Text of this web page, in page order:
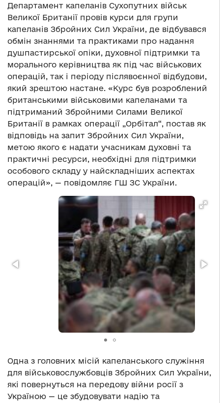
Департамент капеланів Сухопутних військ
Великої Британії провів курси для групи
капеланів Збройних Сил України, де відбувався
обмін знаннями та практиками про надання
душпастирської опіки, духовної підтримки та
морального керівництва як під час військових
операцій, так і періоду післявоєнної відбудови,
який зрештою настане. «Курс був розроблений
британськими військовими капеланами та
підтриманий Збройними Силами Великої
Британії в рамках операції „Орбітал“, постав як
відповідь на запит Збройних Сил України,
метою якого є надати учасникам духовні та
практичні ресурси, необхідні для підтримки
особового складу у найскладніших аспектах
операцій», — повідомляє ГШ ЗС України.
Одна з головних місій капеланського служіння
для військовослужбовців Збройних Сил України,
які повернуться на передову війни росії з
Україною — це збудовувати надію та